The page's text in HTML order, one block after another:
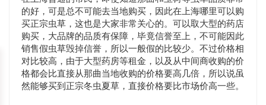
的好，可是总不可能去当地购买，因此在上海哪里可以购
买正宗虫草，这也是大家非常关心的。可以取大型的药店
购买，大品牌的品质有保障，毕竟信誉至上，不可能因此
销售假虫草毁掉信誉，所以一般假的比较少。不过价格相
对比较高，由于大型药房等租金，以及从中间商收购的价
格都会比直接从那曲当地收购的价格要高几倍，所以说虽
然能够买到正宗冬虫夏草，直接价格要比市场价高一些。